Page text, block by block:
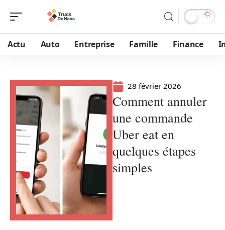
Actu Auto Entreprise Famille Finance
28 février 2026
Comment annuler
une commande
Uber eat en
quelques étapes
simples